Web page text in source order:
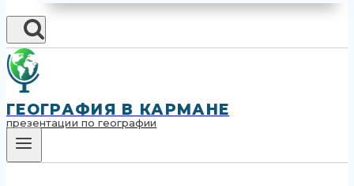
ГЕОГРАФИЯ В КАРМАНЕ
презентации по географии